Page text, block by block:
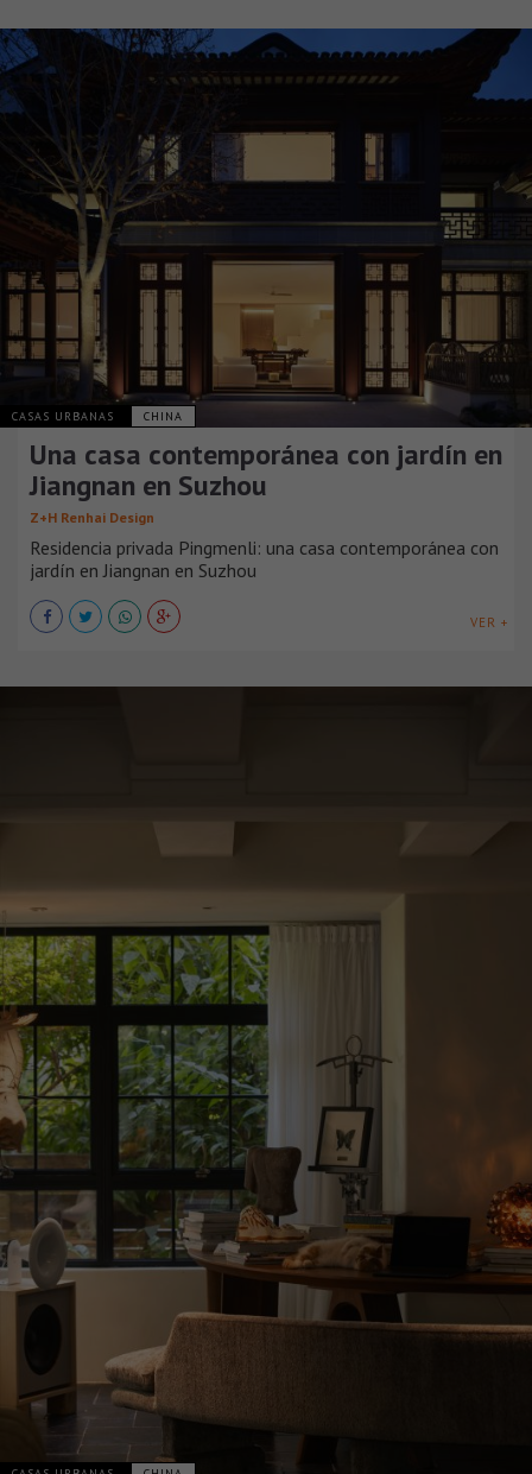
CASAS URBANAS CHINA
Una casa contemporánea con jardín en
Jiangnan en Suzhou
Z+H Renhai Design
Residencia privada Pingmenli: una casa contemporánea con
jardín en Jiangnan en Suzhou
VER +